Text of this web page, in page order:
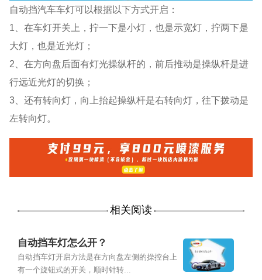
自动挡汽车车灯可以根据以下方式开启：
1、在车灯开关上，拧一下是小灯，也是示宽灯，拧两下是
大灯，也是近光灯；
2、在方向盘后面有灯光操纵杆的，前后推动是操纵杆是进
行远近光灯的切换；
3、还有转向灯，向上抬起操纵杆是右转向灯，往下拨动是
左转向灯。
相关阅读
自动挡车灯怎么开？
自动挡车灯开启方法是在方向盘左侧的操控台上
有一个旋钮式的开关，顺时针转...